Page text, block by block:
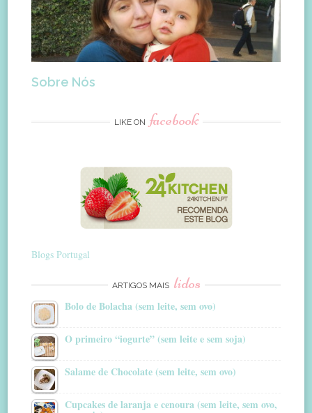
Sobre Nós
LIKE ON facebook
Blogs Portugal
ARTIGOS MAIS lidos
Bolo de Bolacha (sem leite, sem ovo)
O primeiro “iogurte” (sem leite e sem soja)
Salame de Chocolate (sem leite, sem ovo)
Cupcakes de laranja e cenoura (sem leite, sem ovo,